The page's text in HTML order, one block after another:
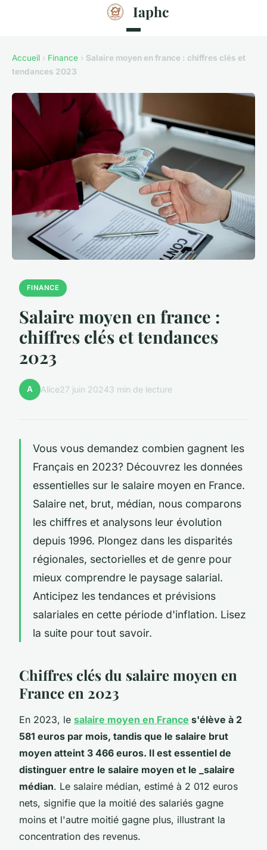
Iaphc
Accueil › Finance › Salaire moyen en france : chiffres clés et
tendances 2023
FINANCE
Salaire moyen en france :
chiffres clés et tendances
2023
A Alice27 juin 20243 min de lecture
Vous vous demandez combien gagnent les
Français en 2023? Découvrez les données
essentielles sur le salaire moyen en France.
Salaire net, brut, médian, nous comparons
les chiffres et analysons leur évolution
depuis 1996. Plongez dans les disparités
régionales, sectorielles et de genre pour
mieux comprendre le paysage salarial.
Anticipez les tendances et prévisions
salariales en cette période d'inflation. Lisez
la suite pour tout savoir.
Chiffres clés du salaire moyen en
France en 2023
En 2023, le salaire moyen en France s'élève à 2
581 euros par mois, tandis que le salaire brut
moyen atteint 3 466 euros. Il est essentiel de
distinguer entre le salaire moyen et le _salaire
médian. Le salaire médian, estimé à 2 012 euros
nets, signifie que la moitié des salariés gagne
moins et l'autre moitié gagne plus, illustrant la
concentration des revenus.